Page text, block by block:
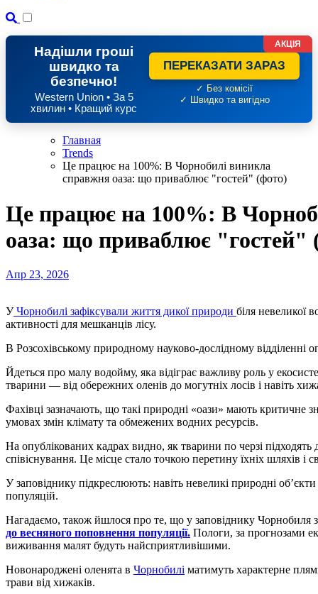
Надішли гроші
швидко та
безпечно!
Western Union • За 5
хвилин • Кращий курс
ПЕРЕКАЗАТИ ЗАРАЗ
✓ Без комісії
✓ Швидко та вигідно
АКЦІЯ
Главная
Trends
Це працює на 100%: В Чорнобилі виникла
справжня оаза: що приваблює "гостей" (фото)
Це працює на 100%: В
оаза: що приваблює "гостей"
Апр 23, 2026
УЧорнобилі зафіксували життя дикої природи біля невеликої
активності для мешканців лісу.
В Розсохівському природному науково-дослідному відділенні
Йдеться про малу водойму, яка відіграє важливу роль у
тварини — від обережних оленів до могутніх лосів і навіть
Фахівці зазначають, що такі природні «оази» мають критичне
умовах змін клімату та обмежених водних ресурсів.
На опублікованих кадрах видно, як тварини по черзі
співіснування. Це місце стало точкою перетину їхніх шляхів і
У заповіднику підкреслюють: навіть невеликі природні
популяцій.
Нагадаємо, також йшлося про те, що у заповіднику Чорнобиля
до весняного поповнення популяції. Пологи, за прогнозами
виживання малят будуть найсприятливішими.
Новонароджені оленята в Чорнобилі матимуть характерне
трави від хижаків.